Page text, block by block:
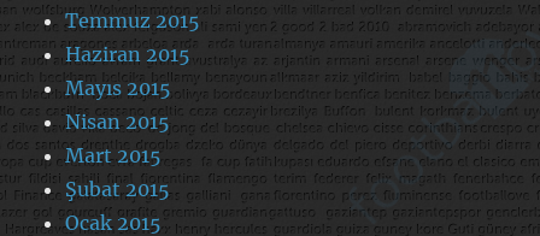
Temmuz 2015
Haziran 2015
Mayıs 2015
Nisan 2015
Mart 2015
Şubat 2015
Ocak 2015